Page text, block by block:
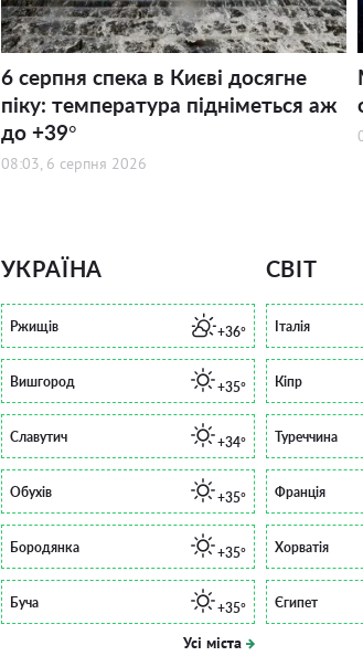
6 серпня спека в Києві досягне
піку: температура підніметься аж
до +39°
08:03, 6 серпня 2026
УКРАЇНА
Ржищів +36°
Вишгород +35°
Славутич +34°
Обухів +35°
Бородянка +35°
Буча +35°
Усі міста
СВІТ
Італія
Кіпр
Туреччина
Франція
Хорватія
Єгипет